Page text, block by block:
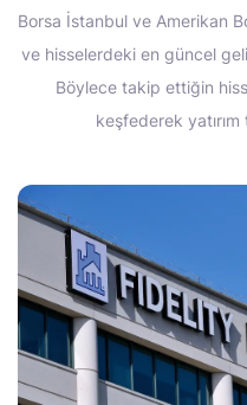
Borsa İstanbul ve Amerikan
ve hisselerdeki en güncel
Böylece takip ettiğin
keşfederek